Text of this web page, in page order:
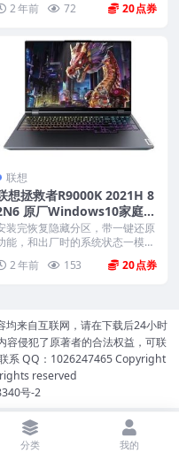
2 年前 72 20
联想
想拯救者R9000K 2021H 8
原厂Windows10家庭中
版恢复镜像 原厂oem系统
装完恢复隐藏分区，带一键还原
能，和出厂时的系统状态一模一
2 年前 153 20
均来自互联网，请在下载后24小时
容侵犯了原著者的合法权益，可联
系 QQ：1026247465 Copyright
reserved
号-2
分类 我的